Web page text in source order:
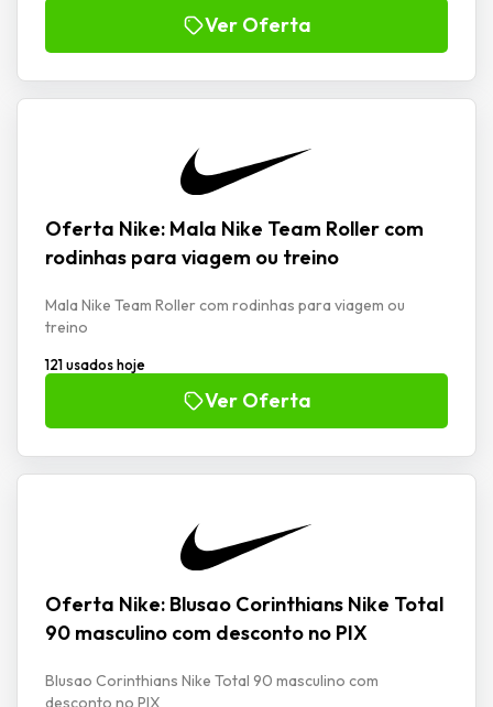
Ver Oferta
Oferta Nike: Mala Nike Team Roller com
rodinhas para viagem ou treino
Mala Nike Team Roller com rodinhas para viagem ou
treino
121 usados hoje
Ver Oferta
Oferta Nike: Blusao Corinthians Nike Total
90 masculino com desconto no PIX
Blusao Corinthians Nike Total 90 masculino com